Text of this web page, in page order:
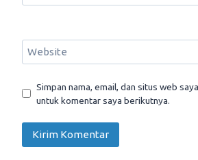
Website
Simpan nama, email, dan situs web
untuk komentar saya berikutnya.